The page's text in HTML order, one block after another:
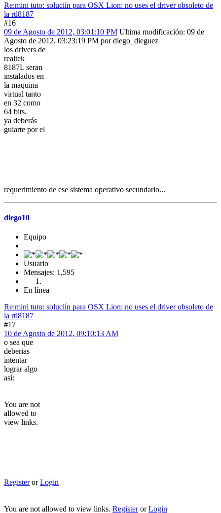
Re:mini tuto: soluciín para OSX Lion: no uses el driver obsoleto de
la rtl8187
#16
09 de Agosto de 2012, 03:01:10 PM Ultima modificación: 09 de
Agosto de 2012, 03:23:19 PM por diego_dieguez
los drivers de
realtek
8187L seran
instalados en
la maquina
virtual tanto
en 32 como
64 bits.
ya deberás
guiarte por el
requerimiento de ese sistema operativo secundario...
diego10
Equipo
Usuario
Mensajes: 1,595
En línea
Re:mini tuto: soluciín para OSX Lion: no uses el driver obsoleto de
la rtl8187
#17
10 de Agosto de 2012, 09:10:13 AM
o sea que
deberias
intentar
lograr algo
así:
You are not
allowed to
view links.
RegisterorLogin
You are not allowed to view links. RegisterorLogin